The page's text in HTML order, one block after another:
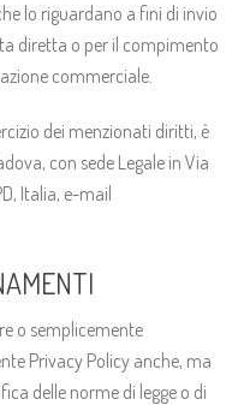
lo riguardano a fini di invio
diretta o per il compimento
commerciale.
dei menzionati diritti, è
con sede Legale in Via
Italia, e-mail
o semplicemente
Privacy Policy anche, ma
delle norme di legge o di